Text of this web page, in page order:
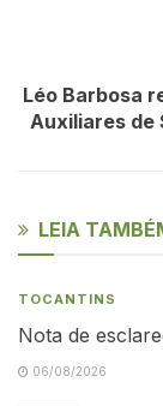
Léo Barbosa
Auxiliares de
LEIA
TOCANTINS
Nota de
06/08/2026